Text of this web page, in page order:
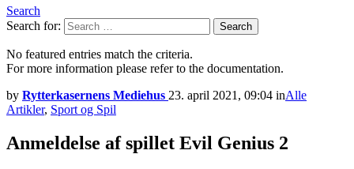
Search
Search for:
Search
No featured entries match the criteria.
For more information please refer to the documentation.
by Rytterkasernens Mediehus 23. april 2021, 09:04 inAlle
Artikler, Sport og Spil
Anmeldelse af spillet Evil Genius 2